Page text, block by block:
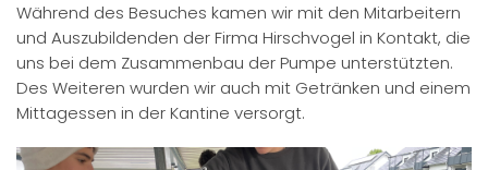
Während des Besuches kamen wir mit den Mitarbeitern
und Auszubildenden der Firma Hirschvogel in Kontakt, die
uns bei dem Zusammenbau der Pumpe unterstützten.
Des Weiteren wurden wir auch mit Getränken und einem
Mittagessen in der Kantine versorgt.